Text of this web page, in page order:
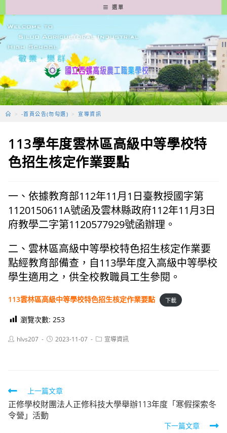
轉
至
要
容
選單
> -首頁公告(勿勾選) > 宣導資訊
113學年度雲林區高級中等學校特
色招生核定作業要點
一、依據教育部112年11月1日臺教授國字第
1120150611A號函及雲林縣政府112年11月3日
府教學二字第1120577929號函辦理。
二、雲林區高級中等學校特色招生核定作業要
點經教育部備查，自113學年度入高級中等學校
學生適用之，供全校教職員工生參閱。
113雲林區高級中等學校特色招生核定作業要點 下載
瀏覽次數: 253
Posthlvs207
Post2023-11-07
Post宣導資訊
Read
more
articles
上一篇文章
正修學校財團法人正修科技大學舉辦113年度「寒假探索冬
令營」活動
下一篇文章